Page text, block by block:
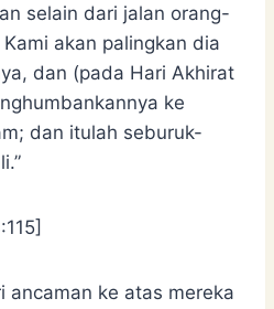
selain dari jalan orang-
akan palingkan dia
dan (pada Hari Akhirat
ke
dan itulah seburuk-
ancaman ke atas mereka